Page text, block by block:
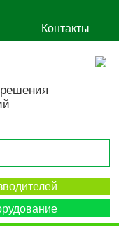
Контакты